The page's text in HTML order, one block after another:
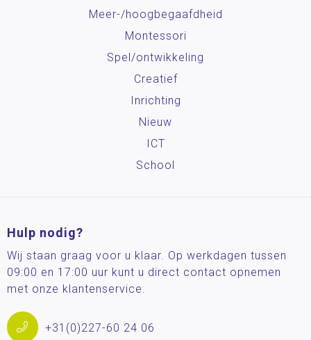
Meer-/hoog­begaafdheid
Montessori
Spel/ontwikkeling
Creatief
Inrichting
Nieuw
ICT
School
Hulp nodig?
Wij staan graag voor u klaar. Op werkdagen tussen
09:00 en 17:00 uur kunt u direct contact opnemen
met onze klantenservice.
+31(0)227-60 24 06